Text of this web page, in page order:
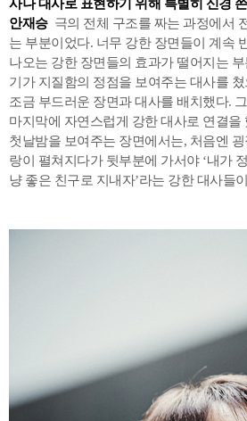
사나 대사로 표현하기 위해 특별히 신경
안재승극의 전체 구조를 짜는 과정에서
는 부분이었다. 너무 강한 장면들이 계속
나오는 강한 장면들의 효과가 떨어지는
기가 지질함의 정점을 보여주는 대사를
조금 부드러운 장면과 대사를 배치했다.
마지막에 자연스럽게 강한 대사로 연결을
첫날밤을 보여주는 장면에서는, 처음엔
랑이 펼쳐지다가 뒷부분에 가서야 ‘내가
냥 좋은 친구로 지내자’라는 강한 대사들